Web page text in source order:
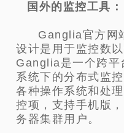
国外的监控工具：
Ganglia官方
设计是用于监控数
Ganglia是一个跨平
系统下的分布式监
各种操作系统和处
控项，支持手机版
务器集群用户。